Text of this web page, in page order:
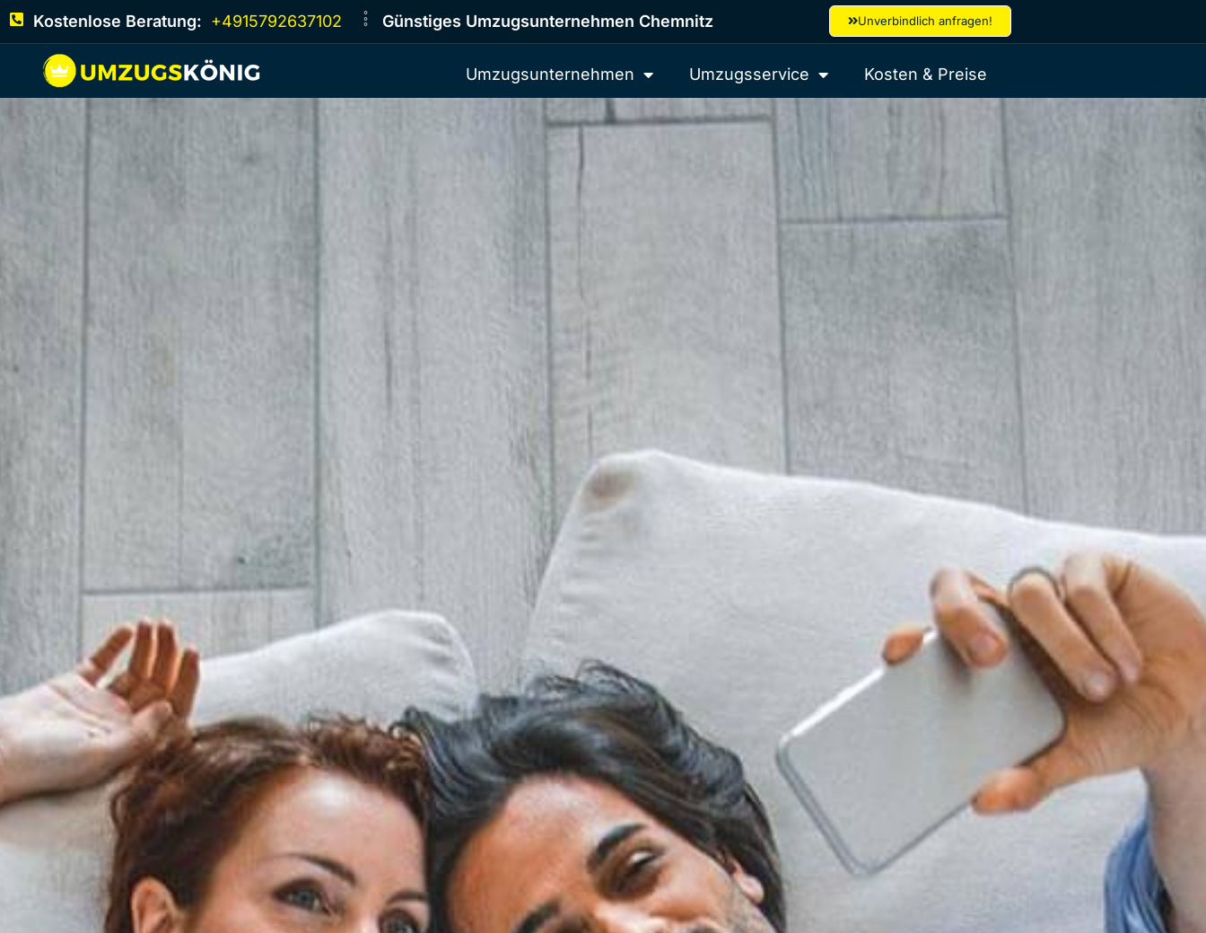
Kostenlose Beratung: +4915792637102 Günstiges Umzugsunternehmen Chemnitz Unverbindlich anfragen!
Umzugsunternehmen Umzugsservice Kosten & Preise